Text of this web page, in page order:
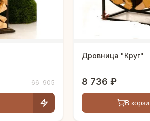
66-905
Дровница "Круг"
8 736 ₽
В